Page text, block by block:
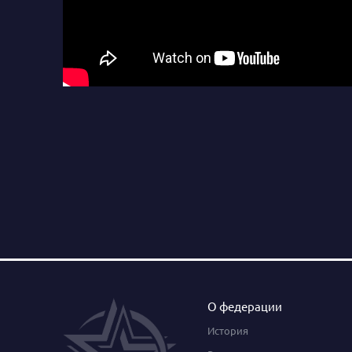
О федерации
История